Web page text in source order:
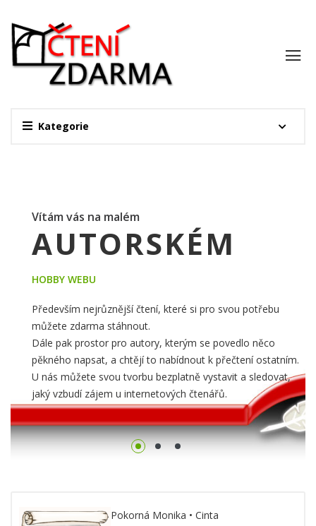
Kategorie
Vítám vás na malém
AUTORSKÉM
HOBBY WEBU
Především nejrůznější čtení, které si pro svou potřebu
můžete zdarma stáhnout.
Dále pak prostor pro autory, kterým se povedlo něco
pěkného napsat, a chtějí to nabídnout k přečtení ostatním.
U nás můžete svou tvorbu bezplatně vystavit a sledovat,
jaký vzbudí zájem u internetových čtenářů.
Pokorná Monika • Cinta